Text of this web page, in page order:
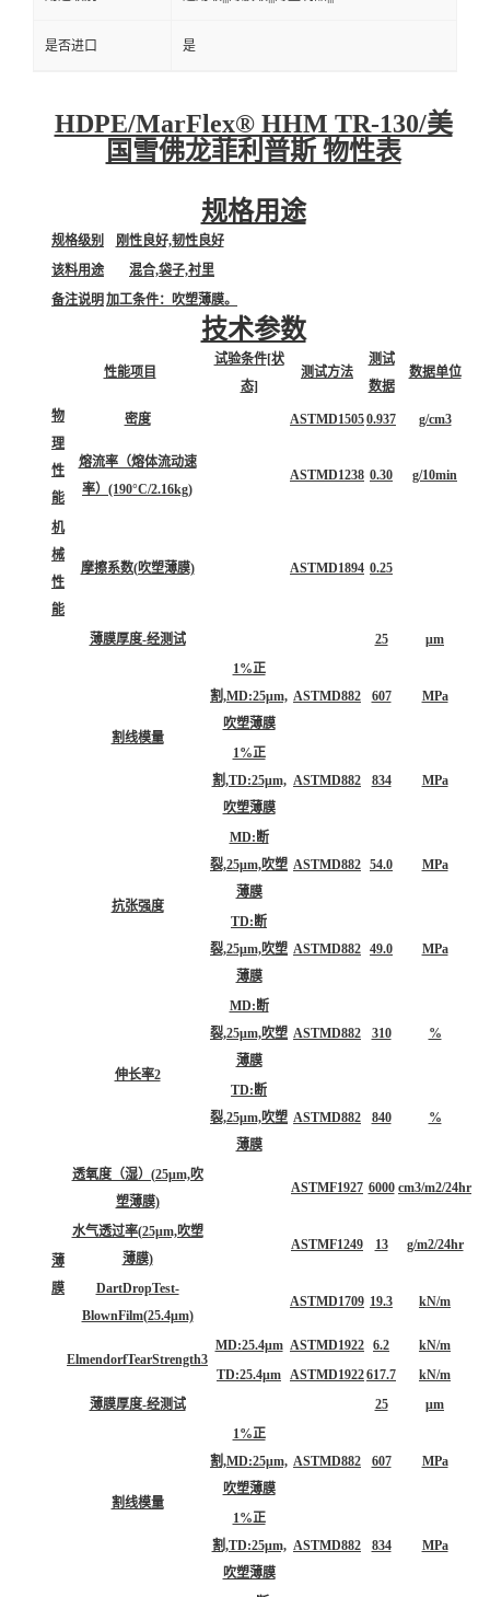
是否进口 是
HDPE/MarFlex® HHM TR-130/美
国雪佛龙菲利普斯 物性表
规格用途
规格级别
刚性良好,韧性良好
该料用途
混合,袋子,衬里
备注说明 加工条件：吹塑薄膜。
技术参数
性能项目
试验条件[状
态]
测试方法
测试
数据
数据单位
物
理
性
能
密度 ASTMD15050.937 g/cm3
熔流率（熔体流动速
率）(190°C/2.16kg)
ASTMD1238 0.30 g/10min
机
械
性
能
摩擦系数(吹塑薄膜) ASTMD1894 0.25
薄
膜
薄膜厚度-经测试 25 μm
割线模量
1%正
割,MD:25μm,
吹塑薄膜
ASTMD882 607 MPa
1%正
割,TD:25μm,
吹塑薄膜
ASTMD882 834 MPa
抗张强度
MD:断
裂,25μm,吹塑
薄膜
ASTMD882 54.0 MPa
TD:断
裂,25μm,吹塑
薄膜
ASTMD882 49.0 MPa
伸长率2
MD:断
裂,25μm,吹塑
薄膜
ASTMD882 310 %
TD:断
裂,25μm,吹塑
薄膜
ASTMD882 840 %
透氧度（湿）(25μm,吹
塑薄膜)
ASTMF1927 6000 cm3/m2/24hr
水气透过率(25μm,吹塑
薄膜)
ASTMF1249 13 g/m2/24hr
DartDropTest-
BlownFilm(25.4μm)
ASTMD1709 19.3 kN/m
ElmendorfTearStrength3
MD:25.4μm ASTMD1922 6.2
kN/m
TD:25.4μm ASTMD1922617.7
kN/m
薄膜厚度-经测试
25 μm
割线模量
1%正
割,MD:25μm,
吹塑薄膜
ASTMD882 607 MPa
1%正
割,TD:25μm,
吹塑薄膜
ASTMD882 834 MPa